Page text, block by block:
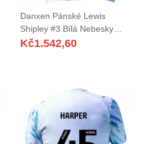
Danxen Pánské Lewis
Shipley #3 Bílá Nebesky
Modrá Domů Hráčské Dresy
Kč1.542,60